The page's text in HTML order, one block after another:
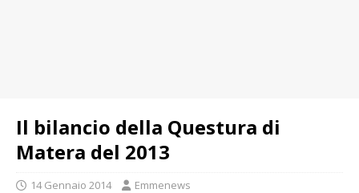
Il bilancio della Questura di
Matera del 2013
14 Gennaio 2014 Emmenews